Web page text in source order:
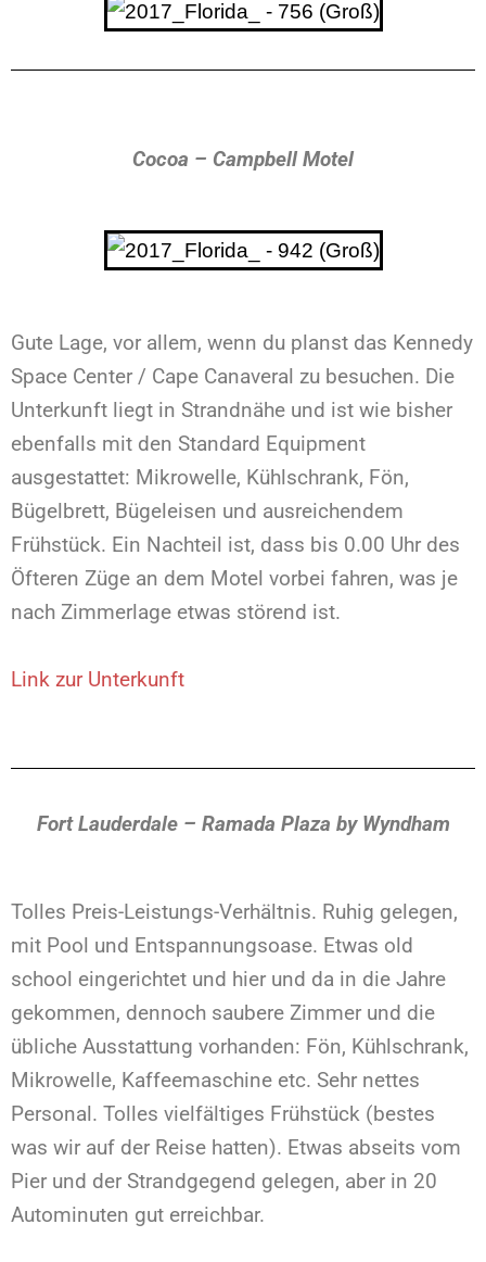
Cocoa – Campbell Motel
Gute Lage, vor allem, wenn du planst das Kennedy
Space Center / Cape Canaveral zu besuchen. Die
Unterkunft liegt in Strandnähe und ist wie bisher
ebenfalls mit den Standard Equipment
ausgestattet: Mikrowelle, Kühlschrank, Fön,
Bügelbrett, Bügeleisen und ausreichendem
Frühstück. Ein Nachteil ist, dass bis 0.00 Uhr des
Öfteren Züge an dem Motel vorbei fahren, was je
nach Zimmerlage etwas störend ist.
Link zur Unterkunft
Fort Lauderdale – Ramada Plaza by Wyndham
Tolles Preis-Leistungs-Verhältnis. Ruhig gelegen,
mit Pool und Entspannungsoase. Etwas old
school eingerichtet und hier und da in die Jahre
gekommen, dennoch saubere Zimmer und die
übliche Ausstattung vorhanden: Fön, Kühlschrank,
Mikrowelle, Kaffeemaschine etc. Sehr nettes
Personal. Tolles vielfältiges Frühstück (bestes
was wir auf der Reise hatten). Etwas abseits vom
Pier und der Strandgegend gelegen, aber in 20
Autominuten gut erreichbar.